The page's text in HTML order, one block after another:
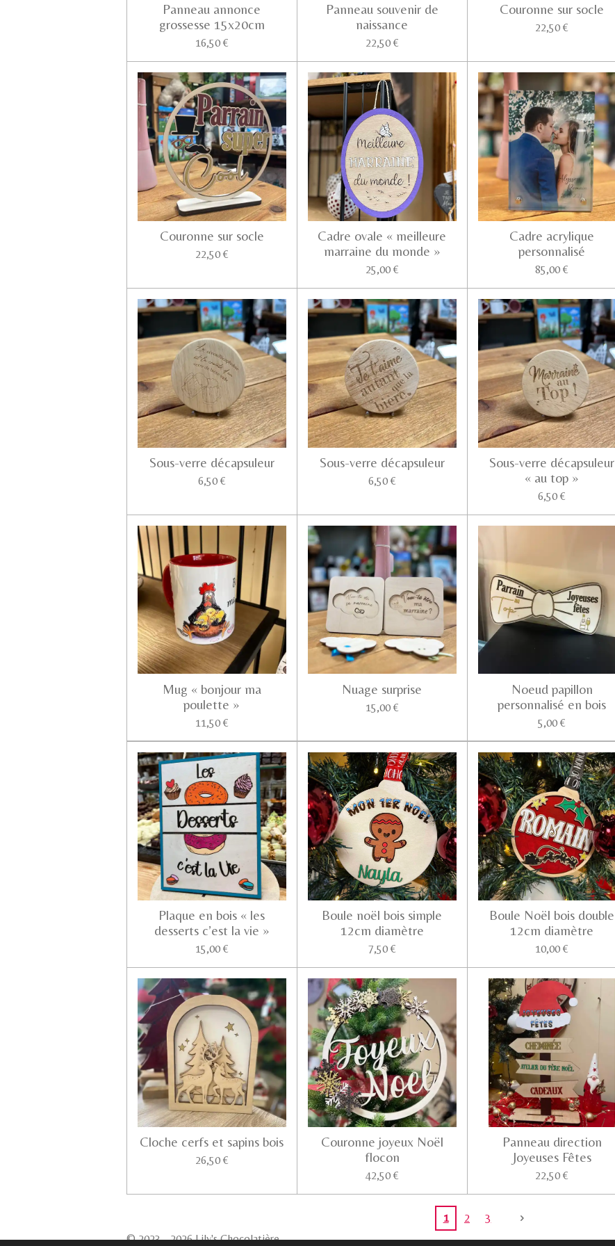
Panneau annonce
grossesse 15x20cm
16,50 €
Panneau souvenir de
naissance
22,50 €
Couronne sur socle
22,50 €
Couronne sur socle
22,50 €
Cadre ovale « meilleure
marraine du monde »
25,00 €
Cadre acrylique
personnalisé
85,00 €
Sous-verre décapsuleur
6,50 €
Sous-verre décapsuleur
6,50 €
Sous-verre décapsuleur
« au top »
6,50 €
Mug « bonjour ma
poulette »
11,50 €
Nuage surprise
15,00 €
Noeud papillon
personnalisé en bois
5,00 €
Plaque en bois « les
desserts c’est la vie »
15,00 €
Boule noël bois simple
12cm diamètre
7,50 €
Boule Noël bois double
12cm diamètre
10,00 €
Cloche cerfs et sapins bois
26,50 €
Couronne joyeux Noël
flocon
42,50 €
Panneau direction
Joyeuses Fêtes
22,50 €
1 2
3
© 2023 - 2026 Lily's Chocolatière